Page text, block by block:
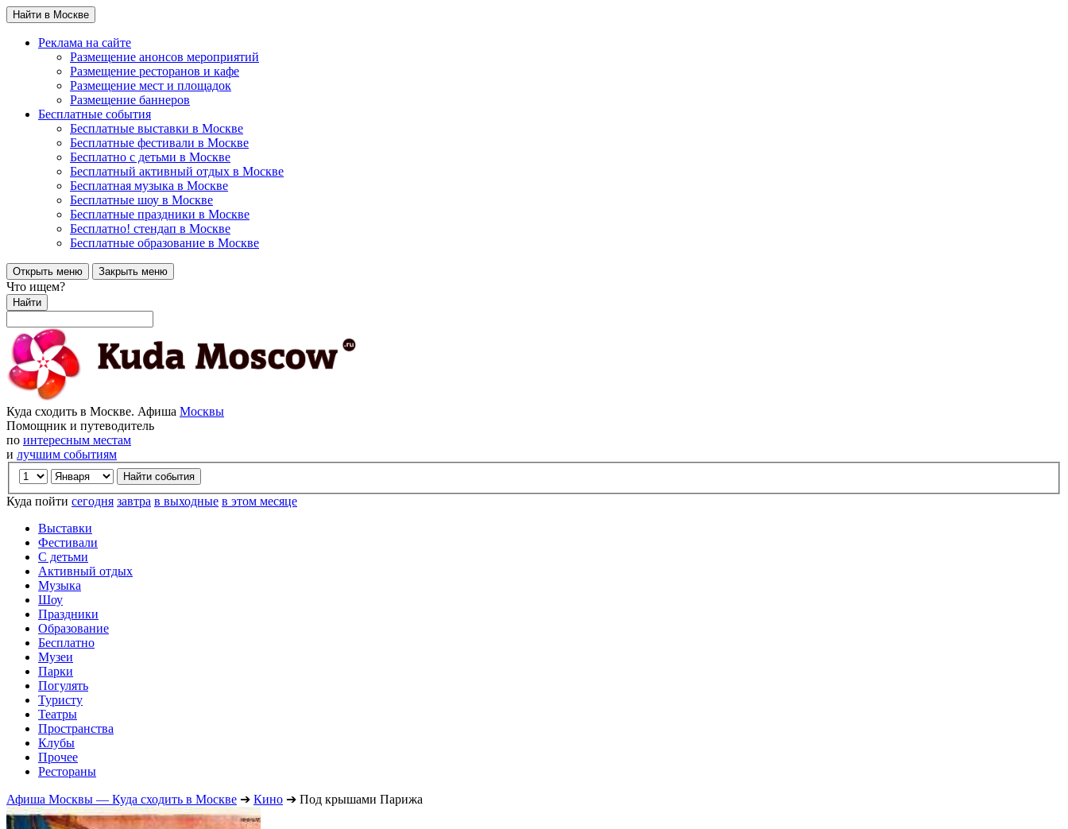
Найти в Москве
Реклама на сайте
Размещение анонсов мероприятий
Размещение ресторанов и кафе
Размещение мест и площадок
Размещение баннеров
Бесплатные события
Бесплатные выставки в Москве
Бесплатные фестивали в Москве
Бесплатно с детьми в Москве
Бесплатный активный отдых в Москве
Бесплатная музыка в Москве
Бесплатные шоу в Москве
Бесплатные праздники в Москве
Бесплатно! стендап в Москве
Бесплатные образование в Москве
Открыть меню Закрыть меню
Что ищем?
Найти
Куда сходить в Москве. Афиша Москвы
Помощник и путеводитель
по интересным местам
и лучшим событиям
Куда пойти сегодня завтра в выходные в этом месяце
Выставки
Фестивали
С детьми
Активный отдых
Музыка
Шоу
Праздники
Образование
Бесплатно
Музеи
Парки
Погулять
Туристу
Театры
Пространства
Клубы
Прочее
Рестораны
Афиша Москвы — Куда сходить в Москве ➔ Кино ➔ Под крышами Парижа